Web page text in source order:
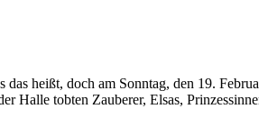
heißt, doch am Sonntag, den 19.
Halle tobten Zauberer, Elsas,